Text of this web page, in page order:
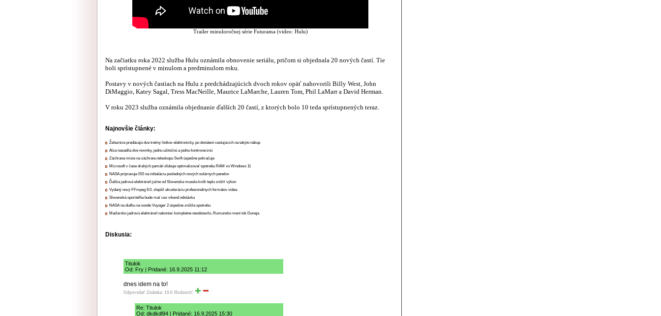
Trailer minuloročnej série Futurama (video: Hulu)
Na začiatku roka 2022 služba Hulu oznámila obnovenie seriálu, pričom si objednala 20 nových častí. Tie
boli sprístupnené v minulom a predminulom roku.
Postavy v nových častiach na Hulu z predchádzajúcich dvoch rokov opäť nahovorili Billy West, John
DiMaggio, Katey Sagal, Tress MacNeille, Maurice LaMarche, Lauren Tom, Phil LaMarr a David Herman.
V roku 2023 služba oznámila objednanie ďalších 20 častí, z ktorých bolo 10 teda sprístupnených teraz.
Najnovšie články:
Železnice predávajú dve tretiny lístkov elektronicky, po donútení cestujúcich na takýto nákup
Alza nasadila dve novinky, jednu užitočnú a jednu kontroverznú
Záchrana misie na záchranu teleskopu Swift úspešne pokračuje
Microsoft v čase drahých pamätí sľubuje optimalizovať spotrebu RAM vo Windows 11
NASA pripravuje ISS na inštaláciu posledných nových solárnych panelov
Ďalšia jadrová elektráreň južne od Slovenska musela kvôli teplu znížiť výkon
Vydaný nový FFmpeg 9.0, zlepšil akceleráciu profesionálnych formátov videa
Slovenská sporiteľňa bude mať cez víkend odstávku
NASA na diaľku na sonde Voyager 2 úspešne znížila spotrebu
Maďarsko jadrovú elektráreň nakoniec kompletne neodstavilo, Rumunsko mení tok Dunaja
Diskusia:
Titulok
Od: Fry | Pridané: 16.9.2025 11:12
dnes idem na to!
Odpovedať Známka: 10.0 Hodnotiť:
Re: Titulok
Od: dkdkdl94 | Pridané: 16.9.2025 15:30